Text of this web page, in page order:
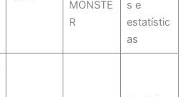
MONSTE
R
s e
estatístic
as